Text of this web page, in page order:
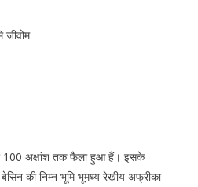
जीवोम
100 अक्षांश तक फैला हुआ हैं। इसके
की निम्न भूमि भूमध्य रेखीय अफ्रीका